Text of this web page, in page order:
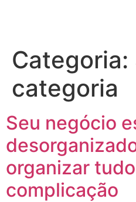
Categoria:
categoria
Seu negócio
organizar
complicação